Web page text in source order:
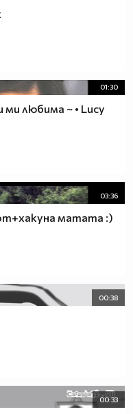
01:30
ми любима ~ • Lucy
03:36
матата :)
00:38
00:33